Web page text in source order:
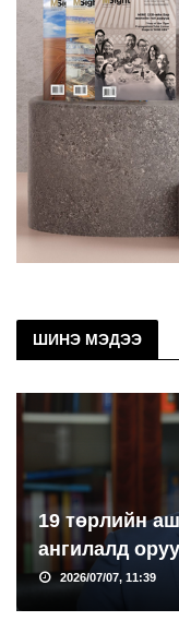
ШИНЭ МЭДЭЭ
19 төрлийн
ангилалд
2026/07/07, 11:39